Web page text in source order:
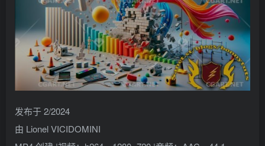
发布于 2/2024
由 Lionel VICIDOMINI
QQ登录